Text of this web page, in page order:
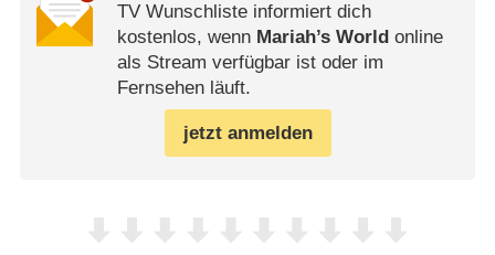
TV Wunschliste informiert dich
kostenlos, wenn Mariah’s Worldonline
als Stream verfügbar ist oder im
Fernsehen läuft.
jetzt anmelden